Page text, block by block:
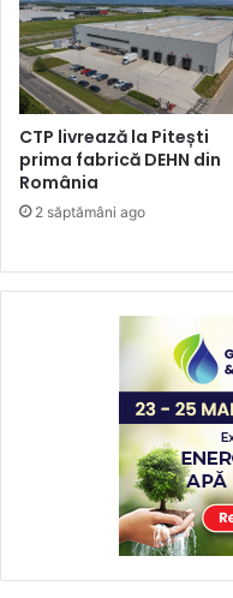
CTP livrează la Pitești
prima fabrică DEHN din
România
2 săptămâni ago